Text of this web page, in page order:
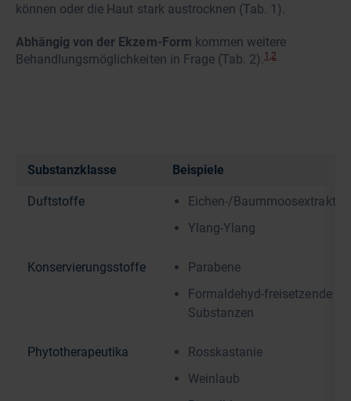
können oder die Haut stark austrocknen (Tab. 1).
Abhängig von der Ekzem-Form kommen weitere
Behandlungsmöglichkeiten in Frage (Tab. 2).1,2
Substanzklasse Beispiele
Duftstoffe
Eichen-/Baummoosextrakt
Ylang-Ylang
Konservierungsstoffe
Parabene
Formaldehyd-freisetzende
Substanzen
Phytotherapeutika
Rosskastanie
Weinlaub